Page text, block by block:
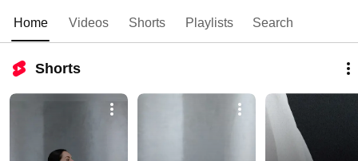
Home Videos Shorts Playlists Search
Shorts